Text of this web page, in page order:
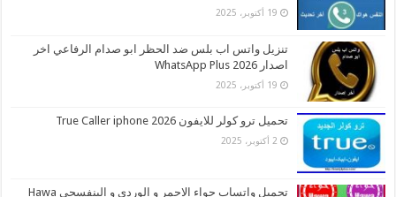
19 أكتوبر، 2025
تنزيل واتس اب بلس ضد الحظر ابو صدام الرفاعي اخر
اصدار 2026 WhatsApp Plus
19 أكتوبر، 2025
تحميل ترو كولر للايفون 2026 True Caller iphone
2 أكتوبر، 2025
تحميل واتساب حواء الاحمر و الوردي و البنفسجي Hawa